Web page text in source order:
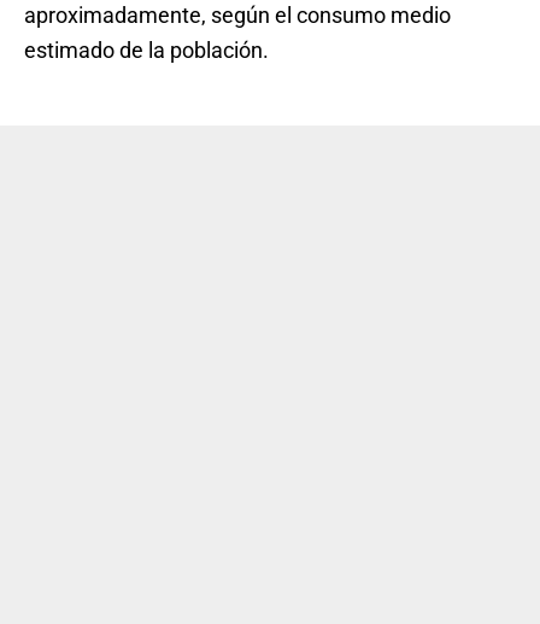
aproximadamente, según el consumo medio
estimado de la población.